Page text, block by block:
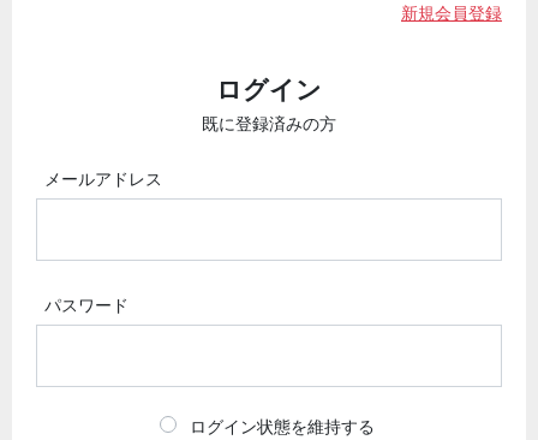
新規会員登録
ログイン
既に登録済みの方
メールアドレス
パスワード
ログイン状態を維持する